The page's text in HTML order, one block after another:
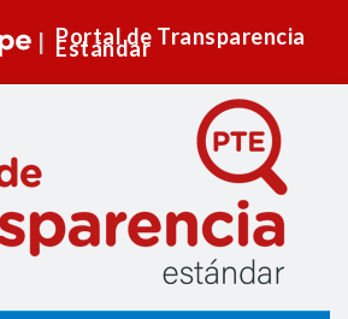
Portal de Transparencia
Estándar